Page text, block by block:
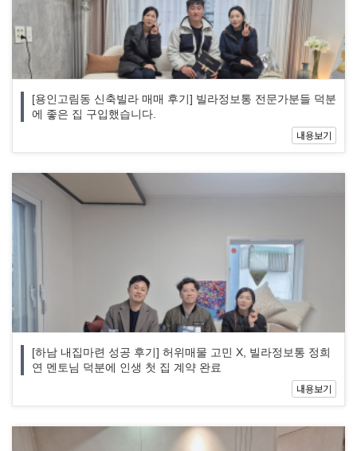
[용인고림동 신축빌라 매매 후기] 빌라정보통 전문가분들 덕분
에 좋은 집 구입했습니다.
내용보기
[하남 내집마련 성공 후기] 허위매물 고민 X, 빌라정보통 정희
연 멘토님 덕분에 인생 첫 집 계약 완료
내용보기